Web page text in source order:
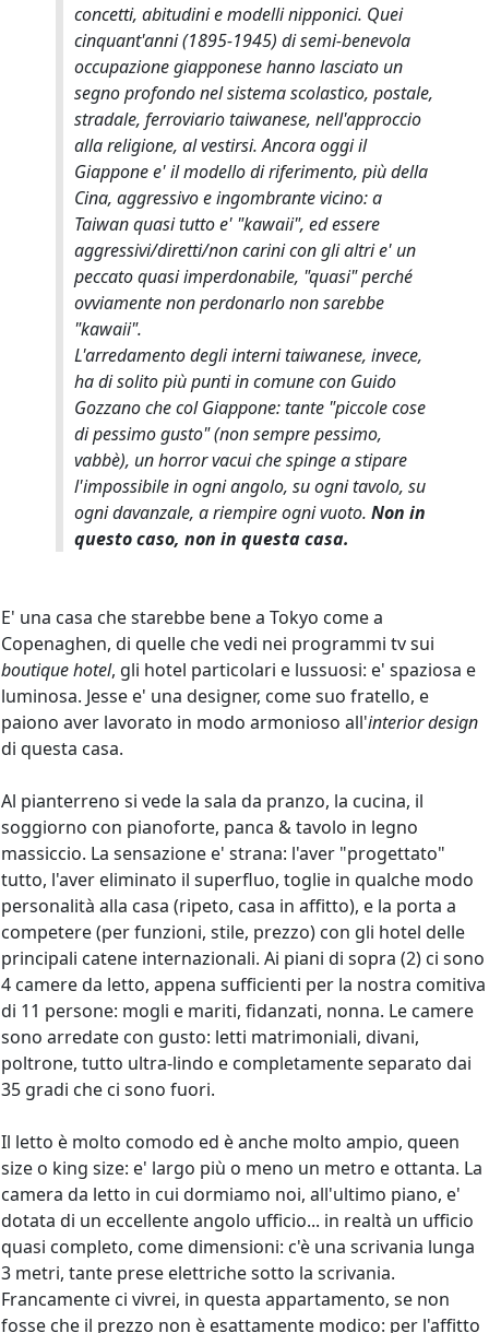
concetti, abitudini e modelli nipponici. Quei
cinquant'anni (1895-1945) di semi-benevola
occupazione giapponese hanno lasciato un
segno profondo nel sistema scolastico, postale,
stradale, ferroviario taiwanese, nell'approccio
alla religione, al vestirsi. Ancora oggi il
Giappone e' il modello di riferimento, più della
Cina, aggressivo e ingombrante vicino: a
Taiwan quasi tutto e' "kawaii", ed essere
aggressivi/diretti/non carini con gli altri e' un
peccato quasi imperdonabile, "quasi" perché
ovviamente non perdonarlo non sarebbe
"kawaii".
L'arredamento degli interni taiwanese, invece,
ha di solito più punti in comune con Guido
Gozzano che col Giappone: tante "piccole cose
di pessimo gusto" (non sempre pessimo,
vabbè), unhorror vacuiche spinge a stipare
l'impossibile in ogni angolo, su ogni tavolo, su
ogni davanzale, a riempire ogni vuoto. Non in
questo caso, non in questa casa.
E' una casa che starebbe bene a Tokyo come a
Copenaghen, di quelle che vedi nei programmi tv sui
boutique hotel, gli hotel particolari e lussuosi: e' spaziosa e
luminosa. Jesse e' una designer, come suo fratello, e
paiono aver lavorato in modo armonioso all'interior design
di questa casa.
Al pianterreno si vede la sala da pranzo, la cucina, il
soggiorno con pianoforte, panca & tavolo in legno
massiccio. La sensazione e' strana: l'aver "progettato"
tutto, l'aver eliminato il superfluo, toglie in qualche modo
personalità alla casa (ripeto, casa in affitto), e la porta a
competere (per funzioni, stile, prezzo) con gli hotel delle
principali catene internazionali. Ai piani di sopra (2) ci sono
4 camere da letto, appena sufficienti per la nostra comitiva
di 11 persone: mogli e mariti, fidanzati, nonna. Le camere
sono arredate con gusto: letti matrimoniali, divani,
poltrone, tutto ultra-lindo e completamente separato dai
35 gradi che ci sono fuori.
Il letto è molto comodo ed è anche molto ampio, queen
size o king size: e' largo più o meno un metro e ottanta. La
camera da letto in cui dormiamo noi, all'ultimo piano, e'
dotata di un eccellente angolo ufficio... in realtà un ufficio
quasi completo, come dimensioni: c'è una scrivania lunga
3 metri, tante prese elettriche sotto la scrivania.
Francamente ci vivrei, in questa appartamento, se non
fosse che il prezzo non è esattamente modico: per l'affitto